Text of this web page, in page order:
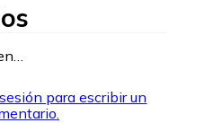
para escribir un